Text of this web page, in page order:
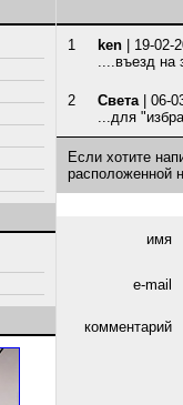
1 ken | 19-02-
....въезд на
2 Света| 06-
...для
Если хотите
расположенной
имя
e-mail
комментарий